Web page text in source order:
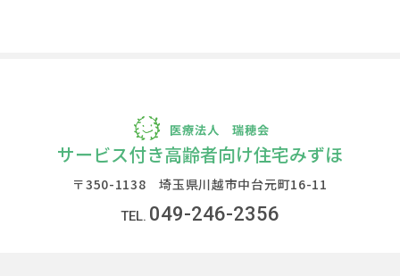
サービス付き高齢者向け住宅みずほ
〒350-1138 埼玉県川越市中台元町16-11
049-246-2356